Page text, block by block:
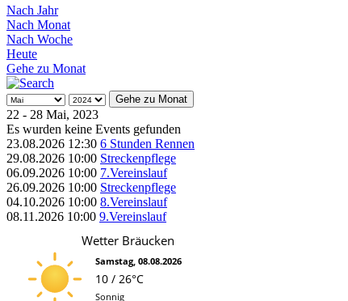
Nach Jahr
Nach Monat
Nach Woche
Heute
Gehe zu Monat
Gehe zu Monat
22 - 28 Mai, 2023
Es wurden keine Events gefunden
23.08.2026 12:30 6 Stunden Rennen
29.08.2026 10:00 Streckenpflege
06.09.2026 10:00 7.Vereinslauf
26.09.2026 10:00 Streckenpflege
04.10.2026 10:00 8.Vereinslauf
08.11.2026 10:00 9.Vereinslauf
Wetter Bräucken
Samstag, 08.08.2026
10 / 26°C
Sonnig